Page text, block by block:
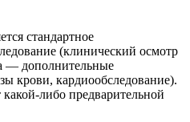
стандартное
(клинический осмотр
— дополнительные
крови, кардиообследование).
либо предварительной